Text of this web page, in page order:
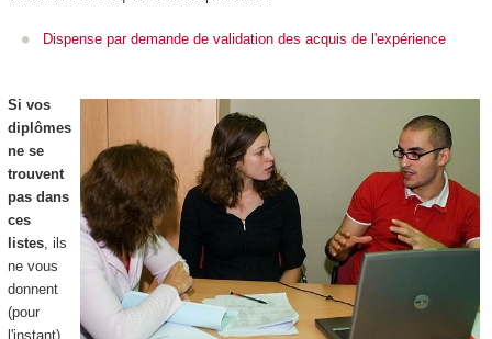
Dispense par demande de validation des acquis de l'expérience
Si vos
diplômes
ne se
trouvent
pas dans
ces
listes, ils
ne vous
donnent
(pour
l'instant)